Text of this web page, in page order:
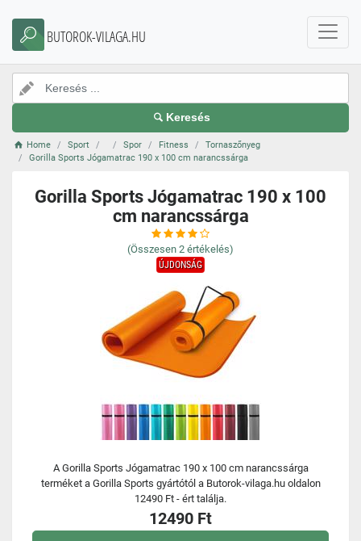
BUTOROK-VILAGA.HU
Keresés
Home Sport Spor Fitness
Tornaszőnyeg
Gorilla Sports Jógamatrac 190 x 100 cm narancssárga
Gorilla Sports Jógamatrac 190 x 100
cm narancssárga
(Összesen 2 értékelés)
ÚJDONSÁG
A Gorilla Sports Jógamatrac 190 x 100 cm narancssárga
terméket a Gorilla Sports gyártótól a Butorok-vilaga.hu oldalon
12490 Ft - ért találja.
12490 Ft